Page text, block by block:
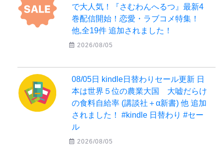
で大人気！『さむわんへるつ』最新4
巻配信開始！恋愛・ラブコメ特集！
他,全19件 追加されました！
2026/08/05
08/05日 kindle日替わりセール更新 日
本は世界５位の農業大国 大嘘だらけ
の食料自給率 (講談社＋α新書) 他 追加
されました！ #kindle 日替わり #セー
ル
2026/08/05